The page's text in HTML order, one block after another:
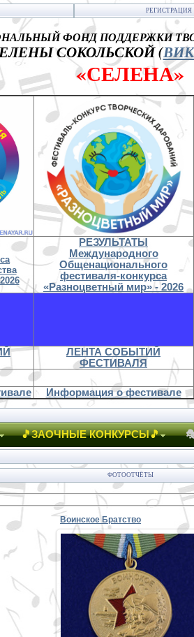
РЕГИСТРАЦИЯ
ФОНД ПОДДЕРЖКИ
СОКОЛЬСКОЙ (
«СЕЛЕНА»
РЕЗУЛЬТАТЫ
Международного
Общенационального
фестиваля-конкурса
«Разноцветный мир» - 2026
ЛЕНТА СОБЫТИЙ
ФЕСТИВАЛЯ
Информация о фестивале
🎵ЗАОЧНЫЕ КОНКУРСЫ🎵
ФОТООТЧЁТЫ
Воинское Братство
22.02.2020
PETER